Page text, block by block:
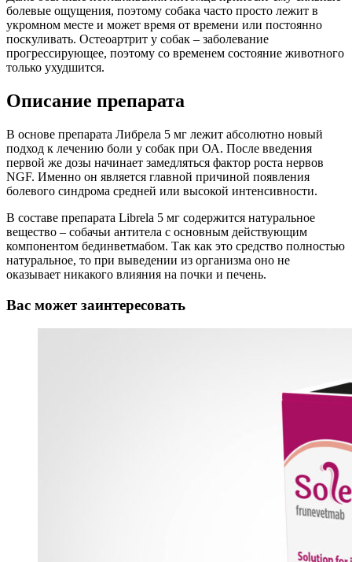
болевые ощущения, поэтому собака часто просто лежит в
укромном месте и может время от времени или постоянно
поскуливать. Остеоартрит у собак – заболевание
прогрессирующее, поэтому со временем состояние животного
только ухудшится.
Описание препарата
В основе препарата Либрела 5 мг лежит абсолютно новый
подход к лечению боли у собак при ОА. После введения
первой же дозы начинает замедляться фактор роста нервов
NGF. Именно он является главной причиной появления
болевого синдрома средней или высокой интенсивности.
В составе препарата Librela 5 мг содержится натуральное
вещество – собачьи антитела с основным действующим
компонентом бединветмабом. Так как это средство полностью
натуральное, то при выведении из организма оно не
оказывает никакого влияния на почки и печень.
Вас может заинтересовать